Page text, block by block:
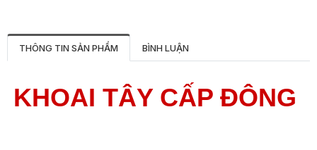
THÔNG TIN SẢN PHẨM BÌNH LUẬN
KHOAI TÂY CẤP ĐÔNG